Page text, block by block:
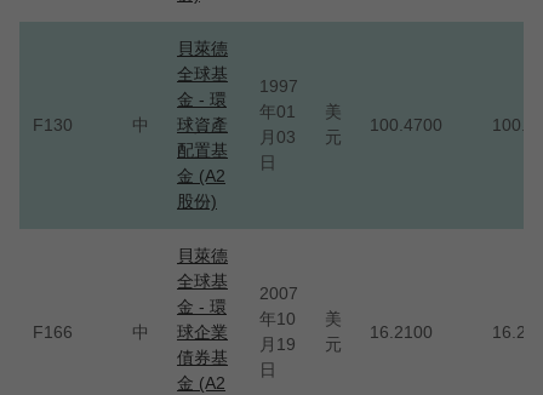
F130 中
貝萊德
全球基
金 - 環
球資產
配置基
金 (A2
股份)
1997
年01
月03
日
美
元
100.4700
F166 中
貝萊德
全球基
金 - 環
球企業
債券基
金 (A2
2007
年10
月19
日
美
元
16.2100